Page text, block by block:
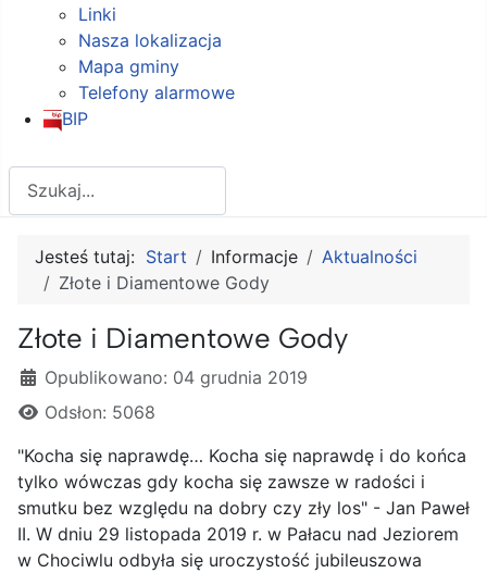
Linki
Nasza lokalizacja
Mapa gminy
Telefony alarmowe
BIP
Jesteś tutaj: Start Informacje
Aktualności
Złote i Diamentowe Gody
Złote i Diamentowe Gody
Szczegóły
Opublikowano: 04 grudnia 2019
Odsłon: 5068
"Kocha się naprawdę… Kocha się naprawdę i do końca
tylko wówczas gdy kocha się zawsze w radości i
smutku bez względu na dobry czy zły los" - Jan Paweł
II. W dniu 29 listopada 2019 r. w Pałacu nad Jeziorem
w Chociwlu odbyła się uroczystość jubileuszowa